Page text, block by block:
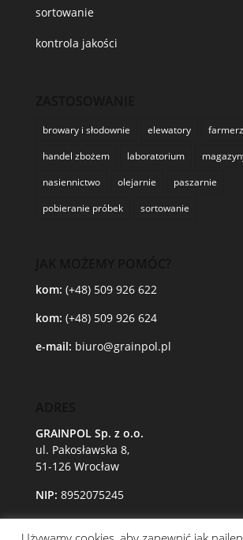
sortowanie
kontrola jakości
browary i słodownie elewatory
handel zbożem
laboratorium
nasiennictwo
olejarnie
paszarnie
pobieranie próbek
sortowanie
kom: (+48) 509 926 622
kom: (+48) 509 926 624
e-mail: biuro@grainpol.pl
GRAINPOL Sp. z o.o.
ul. Pakosławska 8,
51-126 Wrocław
NIP: 8952075245